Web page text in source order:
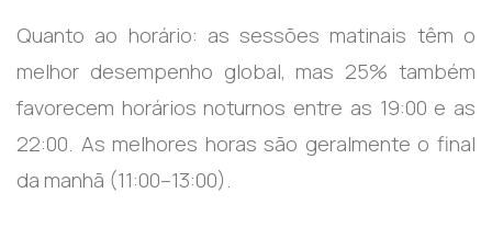
Quanto ao horário: as sessões matinais têm o
melhor desempenho global, mas 25% também
favorecem horários noturnos entre as 19:00 e as
22:00. As melhores horas são geralmente o final
da manhã (11:00–13:00).